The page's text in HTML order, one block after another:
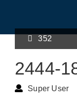
352
2444-
Super User